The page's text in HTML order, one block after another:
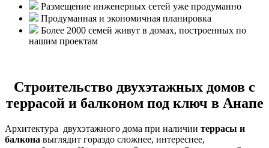
Размещение инженерных сетей уже продуманно
Продуманная и экономичная планировка
Более 2000 семей живут в домах, построенных по
нашим проектам
Строительство двухэтажных домов с
террасой и балконом под ключ в Анапе
Архитектура двухэтажного дома при наличии террасы и
балкона выглядит гораздо сложнее, интереснее,